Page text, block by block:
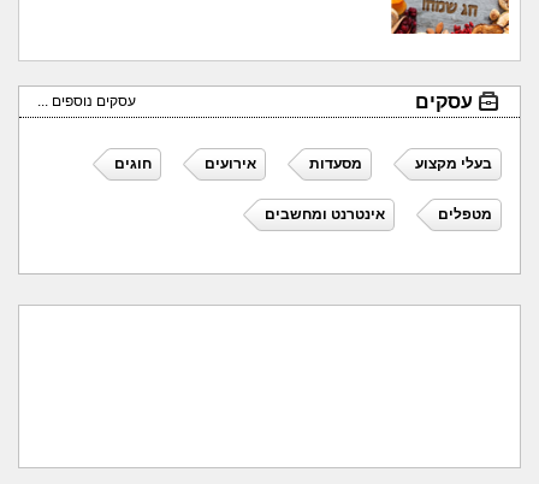
עסקים עסקים נוספים ...
בעלי מקצוע מסעדות אירועים חוגים
מטפלים אינטרנט ומחשבים